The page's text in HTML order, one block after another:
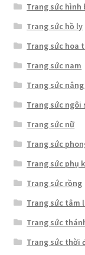
Trang sức hình
Trang sức hồ ly
Trang sức hoa
Trang sức nam
Trang sức
Trang sức ngôi
Trang sức nữ
Trang sức
Trang sức phụ
Trang sức rồng
Trang sức tâm
Trang sức
Trang sức thời